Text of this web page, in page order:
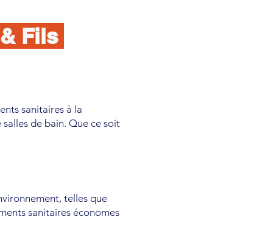
Fils
sanitaires à la
de bain. Que ce soit
telles que
sanitaires économes